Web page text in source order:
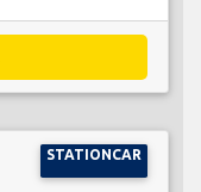
STATIONCAR